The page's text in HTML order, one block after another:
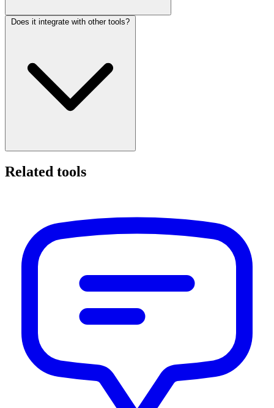
Does it integrate with other tools?
Related tools